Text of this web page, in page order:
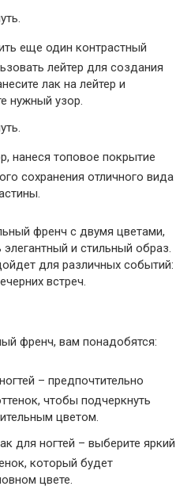
еще один контрастный
лейтер для создания
лак на лейтер и
нужный узор.
нанеся топовое покрытие
сохранения отличного вида
френч с двумя цветами,
и стильный образ.
для различных событий:
встреч.
френч, вам понадобятся:
– предпочтительно
чтобы подчеркнуть
цветом.
для ногтей – выберите яркий
который будет
цвете.